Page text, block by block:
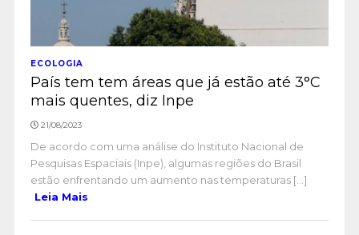
ECOLOGIA
País tem tem áreas que já estão até 3°C
mais quentes, diz Inpe
21/08/2023
De acordo com uma análise do Instituto Nacional de
Pesquisas Espaciais (Inpe), algumas regiões do Brasil
estão enfrentando um aumento nas temperaturas [...]
Leia Mais